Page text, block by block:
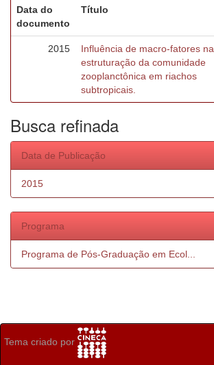
Data do
documento
Título
2015
Influência de macro-fatores na
estruturação da comunidade
zooplanctônica em riachos
subtropicais.
Busca refinada
Data de Publicação
2015
Programa
Programa de Pós-Graduação em Ecol...
Tema criado por